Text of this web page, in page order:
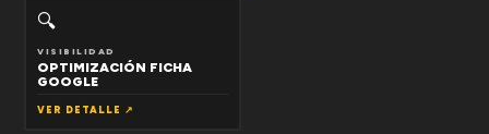
🔍
VISIBILIDAD
OPTIMIZACIÓN FICHA
GOOGLE
VER DETALLE ↗